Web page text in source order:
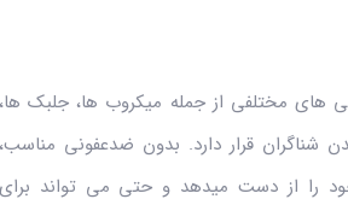
های مختلفی از جمله میکروب ها، جلبک
شناگران قرار دارد. بدون ضدعفونی
را از دست میدهد و حتی می تواند